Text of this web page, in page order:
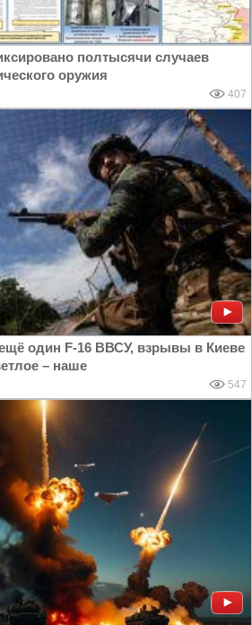
полтысячи случаев
оружия
407
один F-16 ВВСУ, взрывы в Киеве
– наше
547